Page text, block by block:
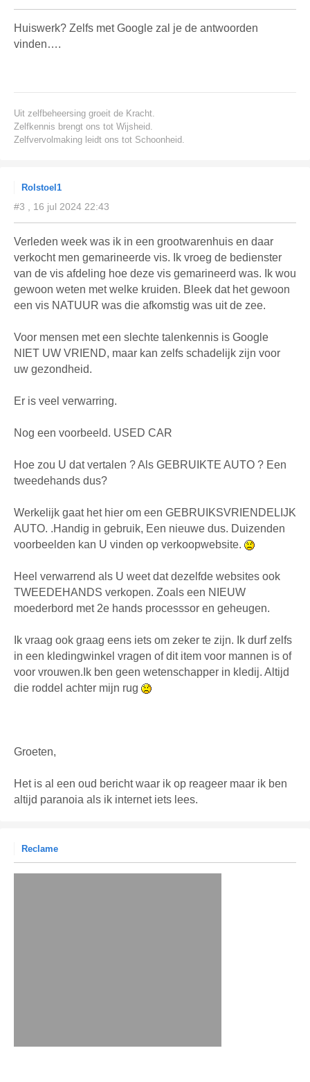
Huiswerk? Zelfs met Google zal je de antwoorden
vinden….
Uit zelfbeheersing groeit de Kracht.
Zelfkennis brengt ons tot Wijsheid.
Zelfvervolmaking leidt ons tot Schoonheid.
Rolstoel1
#3 , 16 jul 2024 22:43
Verleden week was ik in een grootwarenhuis en daar
verkocht men gemarineerde vis. Ik vroeg de bedienster
van de vis afdeling hoe deze vis gemarineerd was. Ik wou
gewoon weten met welke kruiden. Bleek dat het gewoon
een vis NATUUR was die afkomstig was uit de zee.
Voor mensen met een slechte talenkennis is Google
NIET UW VRIEND, maar kan zelfs schadelijk zijn voor
uw gezondheid.
Er is veel verwarring.
Nog een voorbeeld. USED CAR
Hoe zou U dat vertalen ? Als GEBRUIKTE AUTO ? Een
tweedehands dus?
Werkelijk gaat het hier om een GEBRUIKSVRIENDELIJK
AUTO. .Handig in gebruik, Een nieuwe dus. Duizenden
voorbeelden kan U vinden op verkoopwebsite.
Heel verwarrend als U weet dat dezelfde websites ook
TWEEDEHANDS verkopen. Zoals een NIEUW
moederbord met 2e hands processsor en geheugen.
Ik vraag ook graag eens iets om zeker te zijn. Ik durf zelfs
in een kledingwinkel vragen of dit item voor mannen is of
voor vrouwen.Ik ben geen wetenschapper in kledij. Altijd
die roddel achter mijn rug
Groeten,
Het is al een oud bericht waar ik op reageer maar ik ben
altijd paranoia als ik internet iets lees.
Reclame